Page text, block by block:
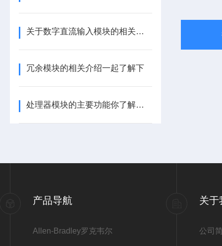
关于数字直流输入模块的相关介绍
冗余模块的相关介绍一起了解下
处理器模块的主要功能你了解多少呢
产品导航
Allen-Bradley罗克韦尔
关于
公司